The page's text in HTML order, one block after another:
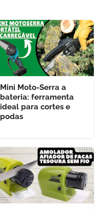
Mini Moto-Serra a
bateria: ferramenta
ideal para cortes e
podas